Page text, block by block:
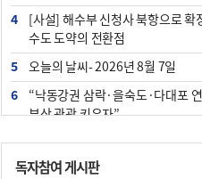
4
[사설] 해수부 신청사 북항으로 확
수도 도약의 전환점
5
오늘의 날씨- 2026년 8월 7일
6
“낙동강권 삼락·을숙도·다대포
부산 관광 키우자”
7
부울경 주말부터 비소식…‘극한 폭
꺾일 듯
독자참여 게시판